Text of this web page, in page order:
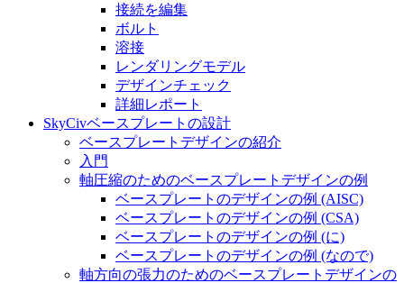
接続を編集
ボルト
溶接
レンダリングモデル
デザインチェック
詳細レポート
SkyCivベースプレートの設計
ベースプレートデザインの紹介
入門
軸圧縮のためのベースプレートデザインの例
ベースプレートのデザインの例 (AISC)
ベースプレートのデザインの例 (CSA)
ベースプレートのデザインの例 (に)
ベースプレートのデザインの例 (なので)
軸方向の張力のためのベースプレートデザインの